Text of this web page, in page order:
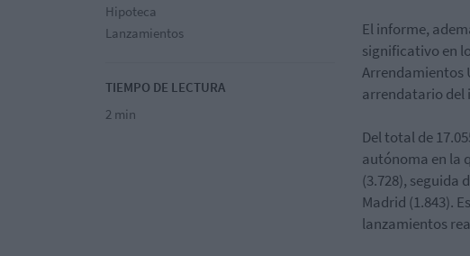
Hipoteca
Lanzamientos
TIEMPO DE LECTURA
2 min
El informe,
significativo en
Arrendamientos
arrendatario del
Del total de
autónoma en la
(3.728), seguida
Madrid (1.843).
lanzamientos